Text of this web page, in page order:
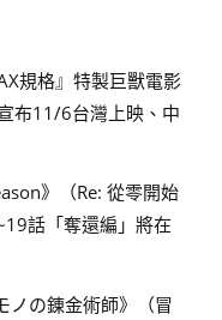
規格』特製巨獸電影
布11/6台灣上映、中
》（Re: 從零開始
話「奪還編」將在
ノの錬金術師》（冒